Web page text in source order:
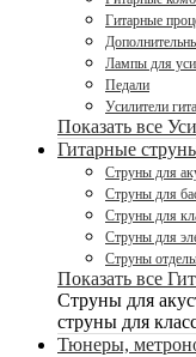
Гитарные
Лампы для
Педали
Усилители
Показать все
Гитарные
Струны для
Струны для
Струны для
Струны для
Струны
Показать все
Струны для
струны для
Тюнеры,